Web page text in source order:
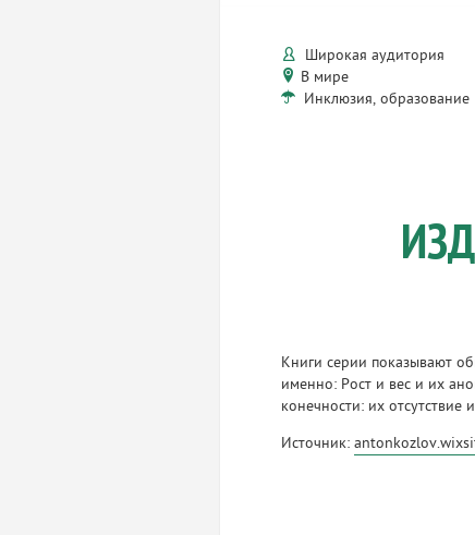
Широкая аудитория
В мире
Инклюзия, образование
Книги серии показывают
именно: Рост и вес и их
конечности: их отсутствие
Источник: